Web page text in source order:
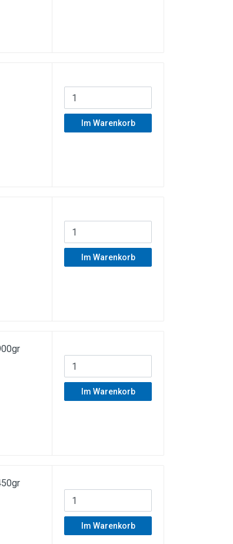
Im Warenkorb
Im Warenkorb
Im Warenkorb
Im Warenkorb